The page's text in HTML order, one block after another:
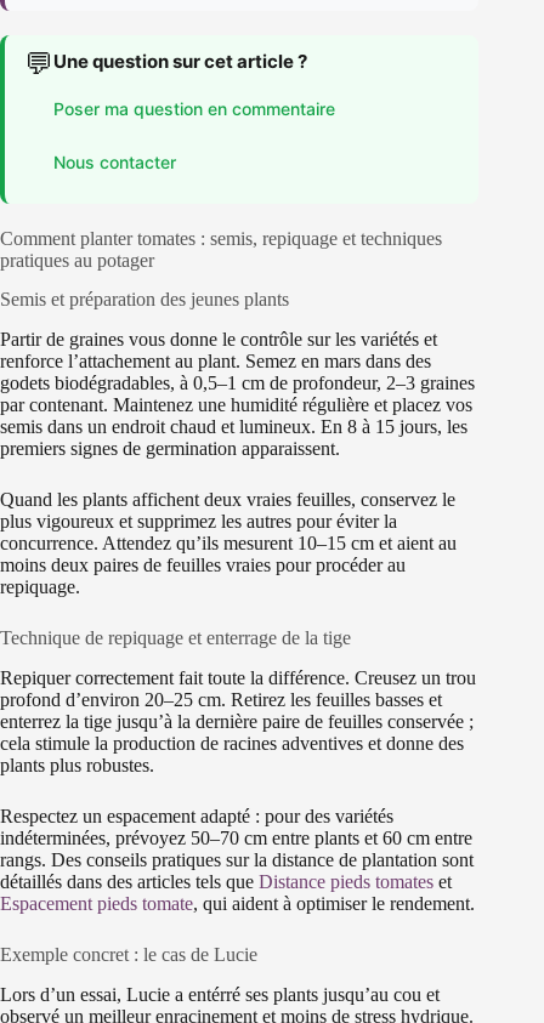
💬 Une question sur cet article ?
Poser ma question en commentaire
Nous contacter
Comment planter tomates : semis, repiquage et techniques
pratiques au potager
Semis et préparation des jeunes plants
Partir de graines vous donne le contrôle sur les variétés et
renforce l’attachement au plant. Semez en mars dans des
godets biodégradables, à 0,5–1 cm de profondeur, 2–3 graines
par contenant. Maintenez une humidité régulière et placez vos
semis dans un endroit chaud et lumineux. En 8 à 15 jours, les
premiers signes de germination apparaissent.
Quand les plants affichent deux vraies feuilles, conservez le
plus vigoureux et supprimez les autres pour éviter la
concurrence. Attendez qu’ils mesurent 10–15 cm et aient au
moins deux paires de feuilles vraies pour procéder au
repiquage.
Technique de repiquage et enterrage de la tige
Repiquer correctement fait toute la différence. Creusez un trou
profond d’environ 20–25 cm. Retirez les feuilles basses et
enterrez la tige jusqu’à la dernière paire de feuilles conservée ;
cela stimule la production de racines adventives et donne des
plants plus robustes.
Respectez un espacement adapté : pour des variétés
indéterminées, prévoyez 50–70 cm entre plants et 60 cm entre
rangs. Des conseils pratiques sur la distance de plantation sont
détaillés dans des articles tels que Distance pieds tomates et
Espacement pieds tomate, qui aident à optimiser le rendement.
Exemple concret : le cas de Lucie
Lors d’un essai, Lucie a entérré ses plants jusqu’au cou et
observé un meilleur enracinement et moins de stress hydrique.